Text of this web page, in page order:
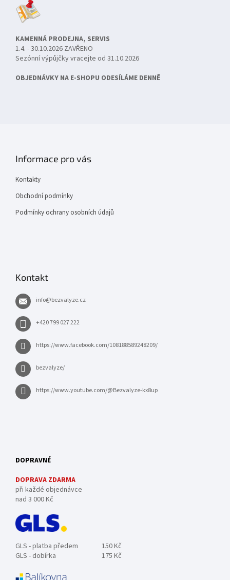
KAMENNÁ PRODEJNA, SERVIS
1.4. - 30.10.2026 ZAVŘENO
Sezónní výpůjčky vracejte od 31.10.2026
OBJEDNÁVKY NA E-SHOPU ODESÍLÁME DENNĚ
Informace pro vás
Kontakty
Obchodní podmínky
Podmínky ochrany osobních údajů
Kontakt
info@bezvalyze.cz
+420 799 027 222
https://www.facebook.com/108188589248209/
bezvalyze/
https://www.youtube.com/@Bezvalyze-kx8up
DOPRAVNÉ
DOPRAVA ZDARMA
při každé objednávce
nad 3 000 Kč
GLS - platba předem
150 Kč
GLS - dobírka
175 Kč